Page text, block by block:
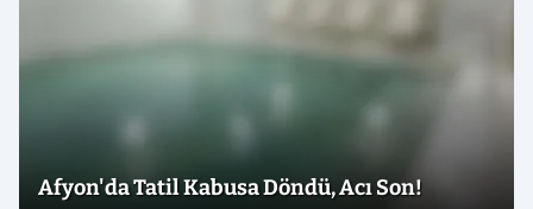
Afyon'da Tatil Kabusa Döndü, Acı Son!